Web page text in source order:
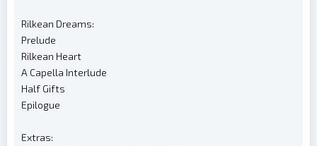
Rilkean Dreams:
Prelude
Rilkean Heart
A Capella Interlude
Half Gifts
Epilogue
Extras: